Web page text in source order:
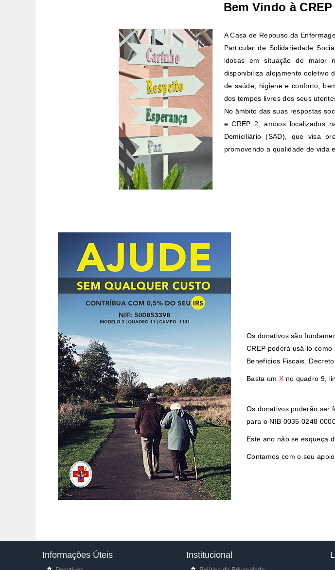
Bem Vindo à CREP
A Casa de Repouso da
Particular de Solidariedade
idosas em situação de maior
disponibiliza alojamento coletivo
de saúde, higiene e conforto,
dos tempos livres dos seus
No âmbito das suas respostas
e CREP 2, ambos localizados
Domiciliário (SAD), que visa
promovendo a qualidade de vida
Os donativos são
CREP poderá usá-lo
Benefícios Fiscais,
Basta um X no quadro 9,
Os donativos poderão ser
para o NIB 0035 0248
Este ano não se esqueça
Contamos com o seu apoio.
Informações Úteis Institucional